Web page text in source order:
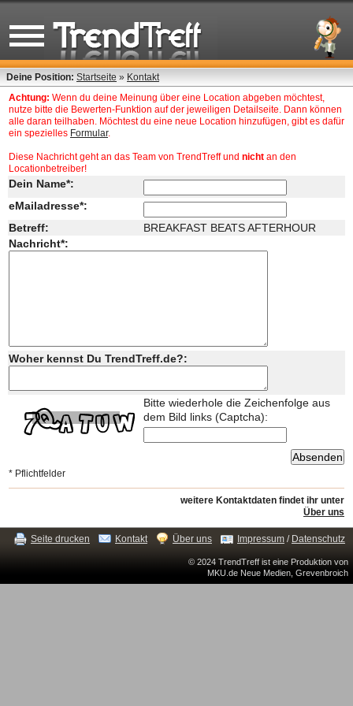
Deine Position: Startseite » Kontakt
Achtung: Wenn du deine Meinung über eine Location abgeben möchtest,
nutze bitte die Bewerten-Funktion auf der jeweiligen Detailseite. Dann können
alle daran teilhaben. Möchtest du eine neue Location hinzufügen, gibt es dafür
ein spezielles Formular.
Diese Nachricht geht an das Team von TrendTreff und nicht an den
Locationbetreiber!
Dein Name*:
eMailadresse*:
Betreff:
BREAKFAST BEATS AFTERHOUR
Nachricht*:
Woher kennst Du TrendTreff.de?:
Bitte wiederhole die Zeichenfolge aus
dem Bild links (Captcha):
* Pflichtfelder
weitere Kontaktdaten findet ihr unter
Über uns
Seite drucken Kontakt Über uns Impressum / Datenschutz
© 2024 TrendTreff ist eine Produktion von
MKU.de Neue Medien, Grevenbroich